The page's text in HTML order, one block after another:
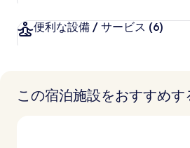
ミ
便利な設備 / サービス (6)
この宿泊施設をおすすめす